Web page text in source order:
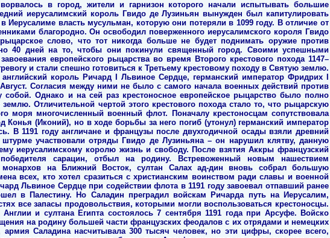
в город, жители и гарнизон которого начали испытывать большие
иерусалимский король Гвидо де Лузиньян вынужден был капитулировать
Иерусалиме власть мусульман, которую они потеряли в 1099 году. В отличие от
благородно. Он освободил поверженного иерусалимского короля Гвидо
слово, что тот никогда больше не будет поднимать оружие против
40 дней на то, чтобы они покинули священный город. Своими успешными
европейского рыцарства во время Второго крестового похода 1147–
и стали спешно готовиться к Третьему крестовому походу в Святую землю.
король Ричард I Львиное Сердце, германский император Фридрих I
Согласия между ними не было с самого начала военных действий против
Однако и на сей раз крестоносное европейское рыцарство было полно
Отличительной чертой этого крестового похода стало то, что рыцарскую
моря многочисленный военный флот. Поначалу крестоносцам сопутствовала
Конья (Иконий), но в ходе борьбы за него погиб (утонул) германский император
В 1191 году англичане и французы после двухгодичной осады взяли древний
участвовали отряды Гвидо де Лузиньяна – он нарушил клятву, данную
иерусалимскому королю жизнь и свободу. После взятия Аккры французский
сарацин, отбыл на родину. Встревоженный новым нашествием
монархов на Ближний Восток, султан Салах ад-дин вновь собрал большую
всех, кто хотел сразиться с христианским воинством ради славы и военной
Львиное Сердце при содействии флота в 1191 году завоевал отпавший ранее
в Палестину. Но Саладин преградил войскам Ричарда путь на Иерусалим,
все запасы продовольствия, которыми могли воспользоваться крестоносцы.
и султана Египта состоялось 7 сентября 1191 года при Арсуфе. Войско
на родину большей части французских феодалов с их отрядами и немецких
Саладина насчитывала 300 тысяч человек, но эти цифры, скорее всего,